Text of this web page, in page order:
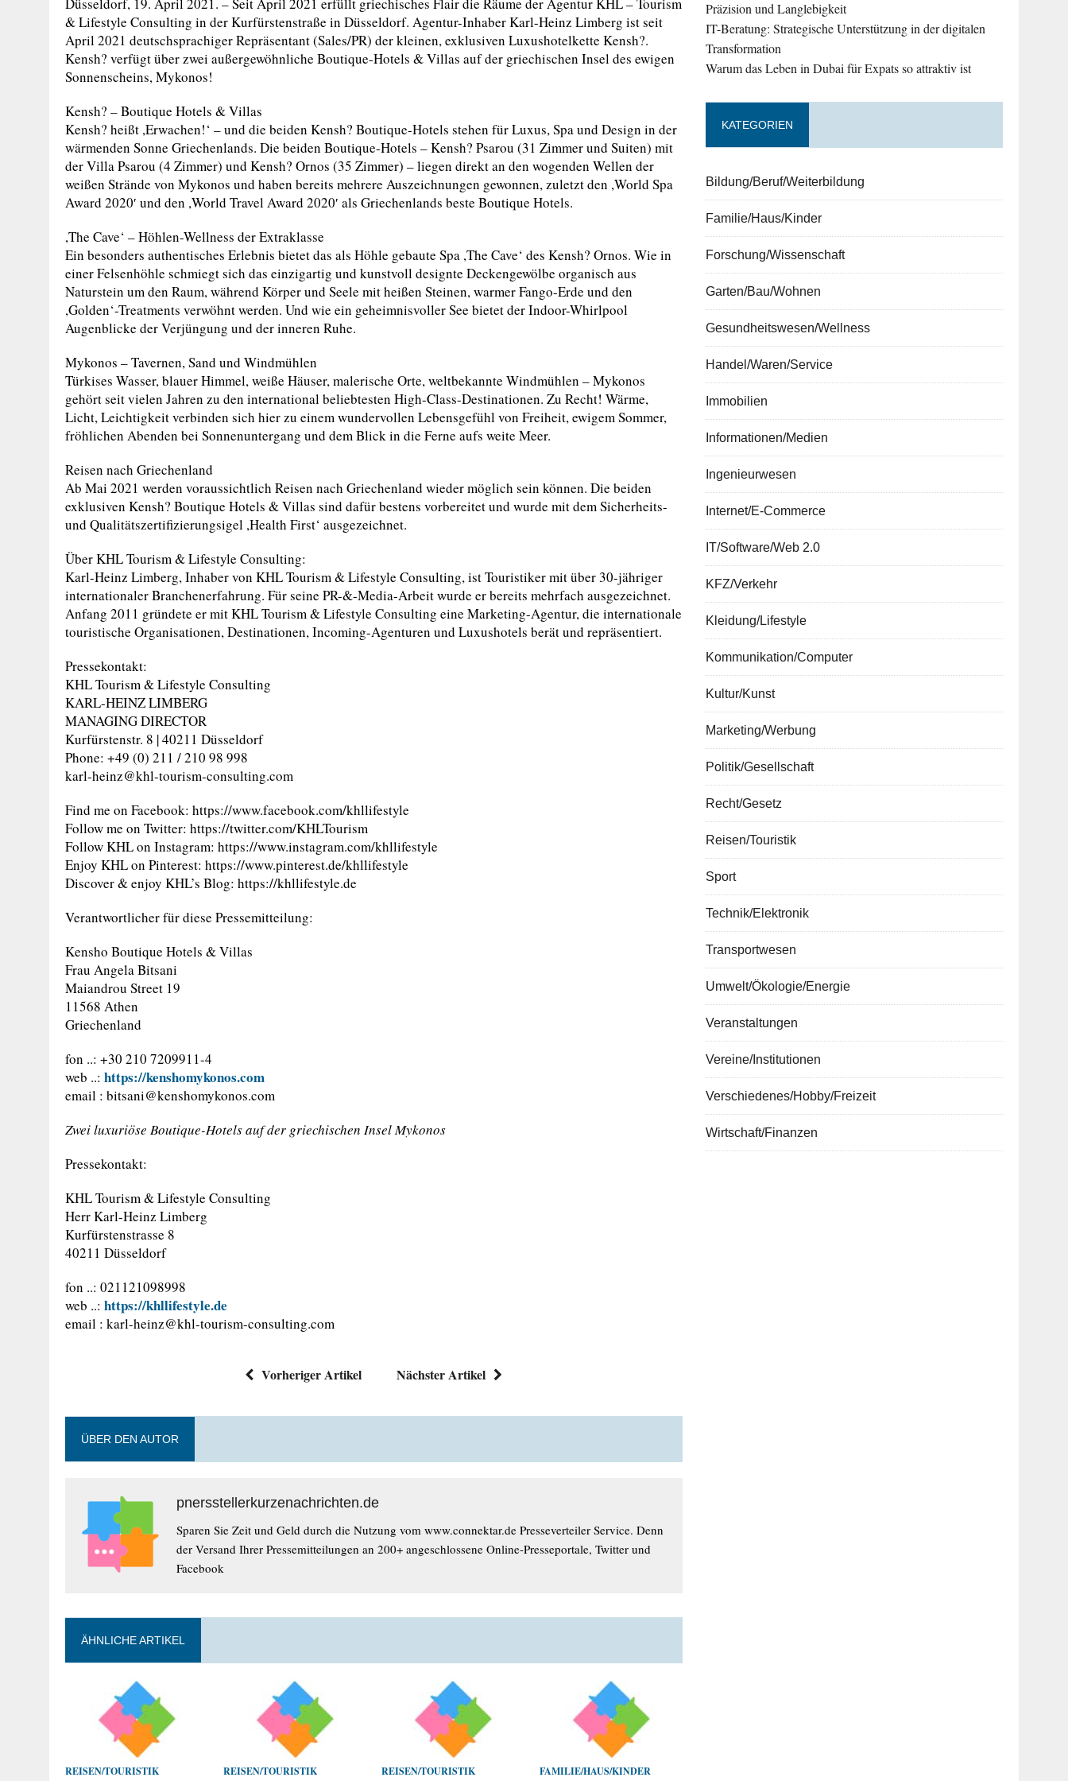
& Lifestyle Consulting in der Kurfürstenstraße in Düsseldorf. Agentur-Inhaber Karl-Heinz Limberg ist seit
April 2021 deutschsprachiger Repräsentant (Sales/PR) der kleinen, exklusiven Luxushotelkette Kensh?.
Kensh? verfügt über zwei außergewöhnliche Boutique-Hotels & Villas auf der griechischen Insel des ewigen
Sonnenscheins, Mykonos!
Kensh? – Boutique Hotels & Villas
Kensh? heißt ,Erwachen!‘ – und die beiden Kensh? Boutique-Hotels stehen für Luxus, Spa und Design in der
wärmenden Sonne Griechenlands. Die beiden Boutique-Hotels – Kensh? Psarou (31 Zimmer und Suiten) mit
der Villa Psarou (4 Zimmer) und Kensh? Ornos (35 Zimmer) – liegen direkt an den wogenden Wellen der
weißen Strände von Mykonos und haben bereits mehrere Auszeichnungen gewonnen, zuletzt den ,World Spa
Award 2020′ und den ,World Travel Award 2020′ als Griechenlands beste Boutique Hotels.
,The Cave‘ – Höhlen-Wellness der Extraklasse
Ein besonders authentisches Erlebnis bietet das als Höhle gebaute Spa ,The Cave‘ des Kensh? Ornos. Wie in
einer Felsenhöhle schmiegt sich das einzigartig und kunstvoll designte Deckengewölbe organisch aus
Naturstein um den Raum, während Körper und Seele mit heißen Steinen, warmer Fango-Erde und den
,Golden‘-Treatments verwöhnt werden. Und wie ein geheimnisvoller See bietet der Indoor-Whirlpool
Augenblicke der Verjüngung und der inneren Ruhe.
Mykonos – Tavernen, Sand und Windmühlen
Türkises Wasser, blauer Himmel, weiße Häuser, malerische Orte, weltbekannte Windmühlen – Mykonos
gehört seit vielen Jahren zu den international beliebtesten High-Class-Destinationen. Zu Recht! Wärme,
Licht, Leichtigkeit verbinden sich hier zu einem wundervollen Lebensgefühl von Freiheit, ewigem Sommer,
fröhlichen Abenden bei Sonnenuntergang und dem Blick in die Ferne aufs weite Meer.
Reisen nach Griechenland
Ab Mai 2021 werden voraussichtlich Reisen nach Griechenland wieder möglich sein können. Die beiden
exklusiven Kensh? Boutique Hotels & Villas sind dafür bestens vorbereitet und wurde mit dem Sicherheits-
und Qualitätszertifizierungsigel ,Health First‘ ausgezeichnet.
Über KHL Tourism & Lifestyle Consulting:
Karl-Heinz Limberg, Inhaber von KHL Tourism & Lifestyle Consulting, ist Touristiker mit über 30-jähriger
internationaler Branchenerfahrung. Für seine PR-&-Media-Arbeit wurde er bereits mehrfach ausgezeichnet.
Anfang 2011 gründete er mit KHL Tourism & Lifestyle Consulting eine Marketing-Agentur, die internationale
touristische Organisationen, Destinationen, Incoming-Agenturen und Luxushotels berät und repräsentiert.
Pressekontakt:
KHL Tourism & Lifestyle Consulting
KARL-HEINZ LIMBERG
MANAGING DIRECTOR
Kurfürstenstr. 8 | 40211 Düsseldorf
Phone: +49 (0) 211 / 210 98 998
karl-heinz@khl-tourism-consulting.com
Find me on Facebook: https://www.facebook.com/khllifestyle
Follow me on Twitter: https://twitter.com/KHLTourism
Follow KHL on Instagram: https://www.instagram.com/khllifestyle
Enjoy KHL on Pinterest: https://www.pinterest.de/khllifestyle
Discover & enjoy KHL’s Blog: https://khllifestyle.de
Verantwortlicher für diese Pressemitteilung:
Kensho Boutique Hotels & Villas
Frau Angela Bitsani
Maiandrou Street 19
11568 Athen
Griechenland
fon ..: +30 210 7209911-4
web ..: https://kenshomykonos.com
email : bitsani@kenshomykonos.com
Zwei luxuriöse Boutique-Hotels auf der griechischen Insel Mykonos
Pressekontakt:
KHL Tourism & Lifestyle Consulting
Herr Karl-Heinz Limberg
Kurfürstenstrasse 8
40211 Düsseldorf
fon ..: 021121098998
web ..: https://khllifestyle.de
email : karl-heinz@khl-tourism-consulting.com
Vorheriger Artikel Nächster Artikel
ÜBER DEN AUTOR
pnersstellerkurzenachrichten.de
Sparen Sie Zeit und Geld durch die Nutzung vom www.connektar.de Presseverteiler Service. Denn
der Versand Ihrer Pressemitteilungen an 200+ angeschlossene Online-Presseportale, Twitter und
Facebook
ÄHNLICHE ARTIKEL
REISEN/TOURISTIK REISEN/TOURISTIK REISEN/TOURISTIK FAMILIE/HAUS/KINDER
Präzision und Langlebigkeit
IT-Beratung: Strategische Unterstützung in der digitalen
Transformation
Warum das Leben in Dubai für Expats so attraktiv ist
KATEGORIEN
Bildung/Beruf/Weiterbildung
Familie/Haus/Kinder
Forschung/Wissenschaft
Garten/Bau/Wohnen
Gesundheitswesen/Wellness
Handel/Waren/Service
Immobilien
Informationen/Medien
Ingenieurwesen
Internet/E-Commerce
IT/Software/Web 2.0
KFZ/Verkehr
Kleidung/Lifestyle
Kommunikation/Computer
Kultur/Kunst
Marketing/Werbung
Politik/Gesellschaft
Recht/Gesetz
Reisen/Touristik
Sport
Technik/Elektronik
Transportwesen
Umwelt/Ökologie/Energie
Veranstaltungen
Vereine/Institutionen
Verschiedenes/Hobby/Freizeit
Wirtschaft/Finanzen